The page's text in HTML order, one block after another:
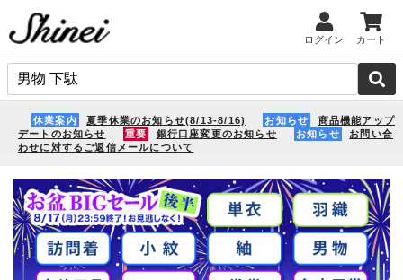
ログイン カート
休業案内 夏季休業のお知らせ(8/13-8/16) お知らせ
商品機能アップ
デートのお知らせ
重要 銀行口座変更のお知らせ お知らせ
お問い合
わせに対するご返信メールについて